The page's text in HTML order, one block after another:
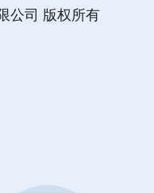
公司 版权所有